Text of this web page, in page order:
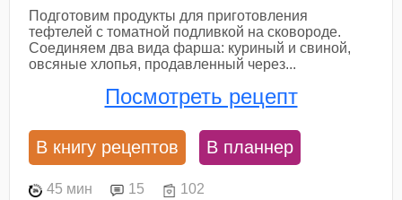
Подготовим продукты для приготовления
тефтелей с томатной подливкой на сковороде.
Соединяем два вида фарша: куриный и свиной,
овсяные хлопья, продавленный через...
Посмотреть рецепт
В книгу рецептов В планнер
45 мин 15 102